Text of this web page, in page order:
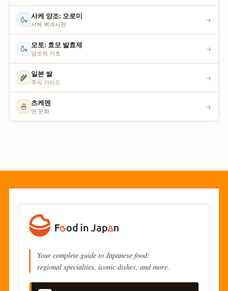
🍶 사케 양조: 모로미
사케 백과사전
→
🍶 모토: 효모 발효제
양조의 기초
→
🌾 일본 쌀
주식 가이드
→
🍜 츠케멘
면 문화
→
Your complete guide to Japanese food:
regional specialties, iconic dishes, and more.